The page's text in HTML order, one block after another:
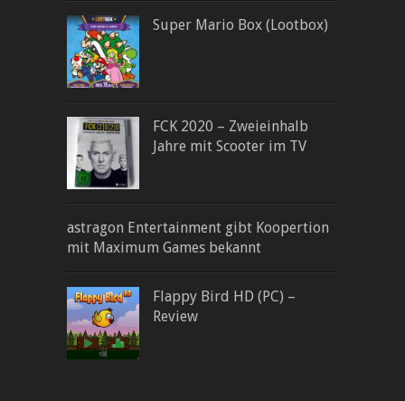
Super Mario Box (Lootbox)
FCK 2020 – Zweieinhalb
Jahre mit Scooter im TV
astragon Entertainment gibt Koopertion
mit Maximum Games bekannt
Flappy Bird HD (PC) –
Review